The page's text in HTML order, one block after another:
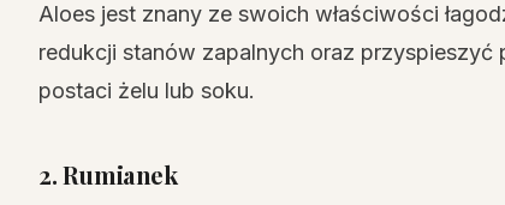
Aloes jest znany ze swoich właściwości
redukcji stanów zapalnych oraz
postaci żelu lub soku.
2. Rumianek